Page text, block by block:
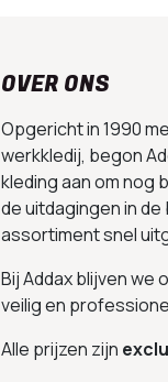
OVER ONS
Opgericht in 1990
werkkledij, begon
kleding aan om nog
de uitdagingen in
assortiment snel
Bij Addax blijven we
veilig en
Alle prijzen zijn